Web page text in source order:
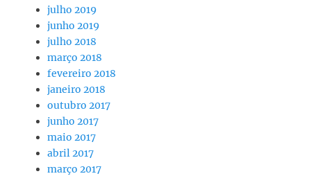
julho 2019
junho 2019
julho 2018
março 2018
fevereiro 2018
janeiro 2018
outubro 2017
junho 2017
maio 2017
abril 2017
março 2017